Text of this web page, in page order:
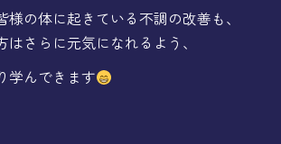
様の体に起きている不調の改善も、
はさらに元気になれるよう、
学んできます